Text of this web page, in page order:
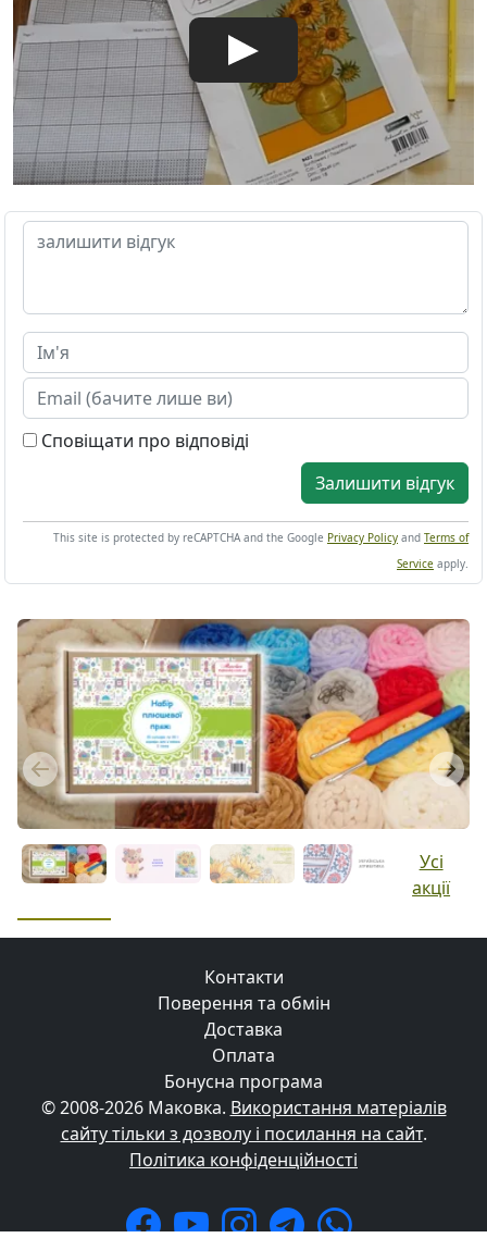
Сповіщати про відповіді
Залишити відгук
This site is protected by reCAPTCHA and the Google Privacy Policy and Terms of
Service apply.
Previous Next
Усі
акції
Контакти
Поверення та обмін
Доставка
Оплата
Бонусна програма
© 2008-2026 Маковка. Використання матеріалів
сайту тільки з дозволу і посилання на сайт.
Політика конфіденційності